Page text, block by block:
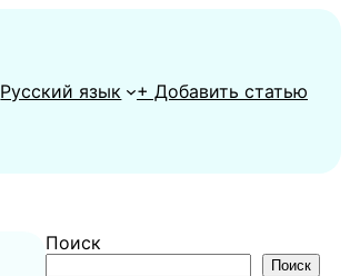
Русский язык + Добавить статью
Поиск
Поиск